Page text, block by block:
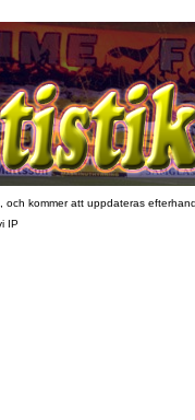
och kommer att uppdateras
IP